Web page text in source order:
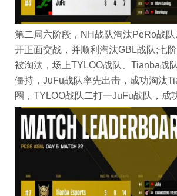
第二局六阶段，NH战队淘汰PeRo战
开正面交战，并顺利淘汰GBL战队;七
被淘汰，场上TYLOO战队、Tianba战
僵持，JuFu战队率先出击，成功淘汰
圈，TYLOO战队二打一JuFu战队，成